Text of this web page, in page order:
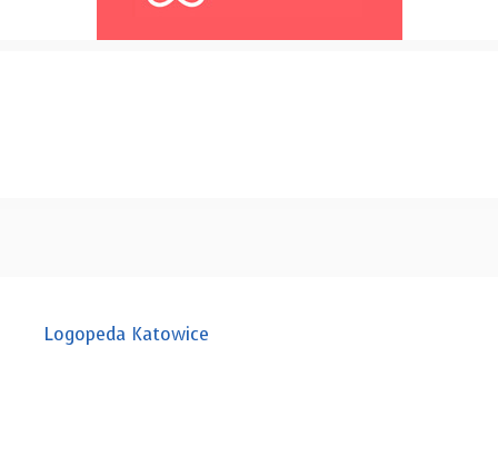
Logopeda Katowice